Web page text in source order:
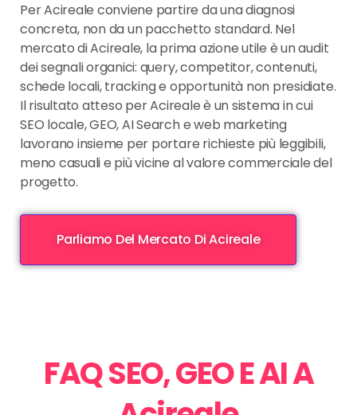
Per Acireale conviene partire da una diagnosi
concreta, non da un pacchetto standard. Nel
mercato di Acireale, la prima azione utile è un audit
dei segnali organici: query, competitor, contenuti,
schede locali, tracking e opportunità non presidiate.
Il risultato atteso per Acireale è un sistema in cui
SEO locale, GEO, AI Search e web marketing
lavorano insieme per portare richieste più leggibili,
meno casuali e più vicine al valore commerciale del
progetto.
Parliamo Del Mercato Di Acireale
FAQ SEO, GEO E AI A